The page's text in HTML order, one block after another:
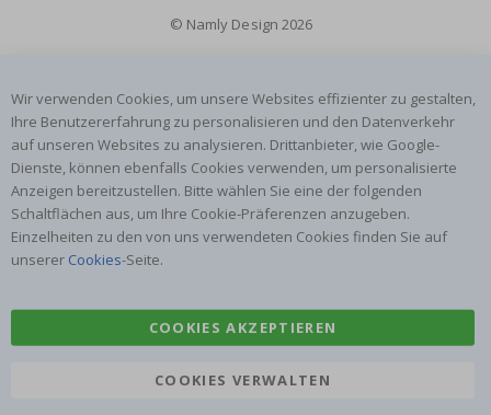
© Namly Design 2026
Wir verwenden Cookies, um unsere Websites effizienter zu gestalten,
Ihre Benutzererfahrung zu personalisieren und den Datenverkehr
auf unseren Websites zu analysieren. Drittanbieter, wie Google-
Dienste, können ebenfalls Cookies verwenden, um personalisierte
Anzeigen bereitzustellen. Bitte wählen Sie eine der folgenden
Schaltflächen aus, um Ihre Cookie-Präferenzen anzugeben.
Einzelheiten zu den von uns verwendeten Cookies finden Sie auf
unserer Cookies-Seite.
COOKIES AKZEPTIEREN
COOKIES VERWALTEN